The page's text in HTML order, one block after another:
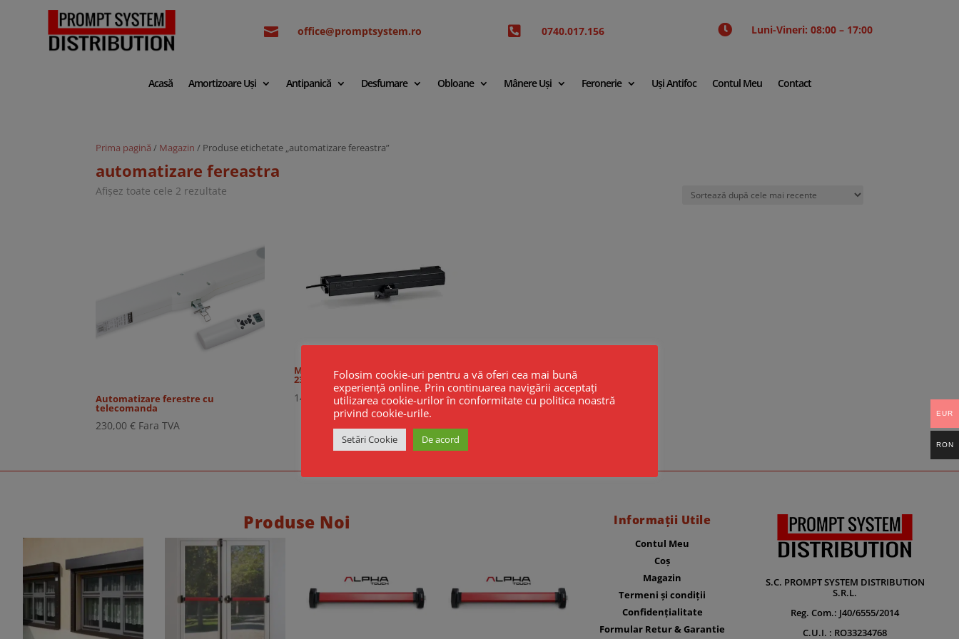
 office@promptsystem.ro  0740.017.156  Luni-Vineri: 08:00 – 17:00
Acasă Amortizoare Uși Antipanică Desfumare Obloane Mânere Uși Feronerie Uși Antifoc Contul Meu Contact
Prima pagină / Magazin / Produse etichetate „automatizare fereastra”
automatizare fereastra
Afișez toate cele 2 rezultate
Automatizare ferestre cu
telecomanda
230,00€ Fara TVA
Motoare ferestre GEZE EC CHAIN-
230V
148,00 € Fara TVA
Produse Noi Informații Utile
Contul Meu
Coș
Magazin
Termeni și condiții
Confidențialitate
Formular Retur & Garantie
S.C. PROMPT SYSTEM DISTRIBUTION
S.R.L.
Reg. Com.: J40/6555/2014
C.U.I. : RO33234768
Folosim cookie-uri pentru a vă oferi cea mai bună
experiență online. Prin continuarea navigării acceptați
utilizarea cookie-urilor în conformitate cu politica noastră
privind cookie-urile.
Setări Cookie De acord
EUR
RON